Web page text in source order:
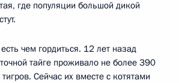
где популяции большой дикой
чем гордиться. 12 лет назад
тайге проживало не более 390
Сейчас их вместе с котятами